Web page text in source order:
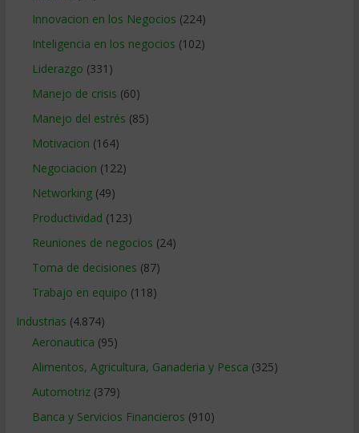
Innovacion en los Negocios (224)
Inteligencia en los negocios (102)
Liderazgo (331)
Manejo de crisis (60)
Manejo del estrés (85)
Motivacion (164)
Negociacion (122)
Networking(49)
Productividad (123)
Reuniones de negocios (24)
Toma de decisiones (87)
Trabajo en equipo (118)
Industrias (4.874)
Aeronautica (95)
Alimentos, Agricultura, Ganaderia y Pesca (325)
Automotriz(379)
Banca y Servicios Financieros (910)